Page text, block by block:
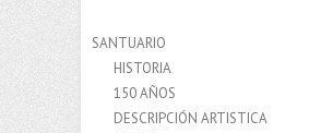
SANTUARIO
HISTORIA
150 AÑOS
DESCRIPCIÓN ARTISTICA